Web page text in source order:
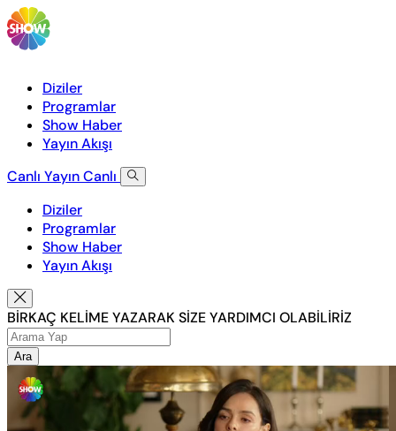
Diziler
Programlar
Show Haber
Yayın Akışı
Canlı YayınCanlı
Diziler
Programlar
Show Haber
Yayın Akışı
BİRKAÇ KELİME YAZARAK SİZE YARDIMCI OLABİLİRİZ
Ara